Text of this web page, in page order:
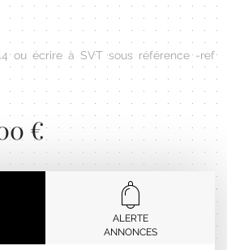
ou écrire à SVT sous référence -ref
€
ALERTE
ANNONCES